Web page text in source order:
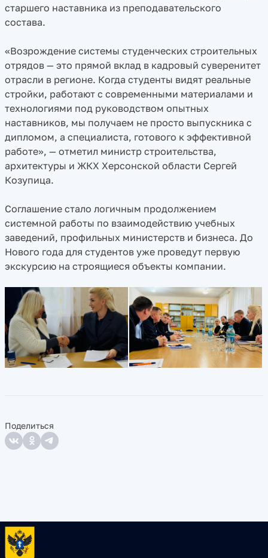
старшего наставника из преподавательского
состава.
«Возрождение системы студенческих строительных
отрядов — это прямой вклад в кадровый суверенитет
отрасли в регионе. Когда студенты видят реальные
стройки, работают с современными материалами и
технологиями под руководством опытных
наставников, мы получаем не просто выпускника с
дипломом, а специалиста, готового к эффективной
работе», — отметил министр строительства,
архитектуры и ЖКХ Херсонской области Сергей
Козупица.
Соглашение стало логичным продолжением
системной работы по взаимодействию учебных
заведений, профильных министерств и бизнеса. До
Нового года для студентов уже проведут первую
экскурсию на строящиеся объекты компании.
Поделиться